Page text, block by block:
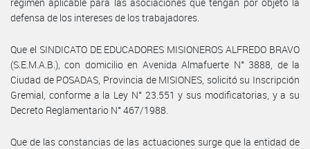
defensa de los intereses de los trabajadores.
Que el SINDICATO DE EDUCADORES MISIONEROS ALFREDO BRAVO
(S.E.M.A.B.), con domicilio en Avenida Almafuerte N° 3888, de la
Ciudad de POSADAS, Provincia de MISIONES, solicitó su Inscripción
Gremial, conforme a la Ley N° 23.551 y sus modificatorias, y a su
Decreto Reglamentario N° 467/1988.
Que de las constancias de las actuaciones surge que la entidad de